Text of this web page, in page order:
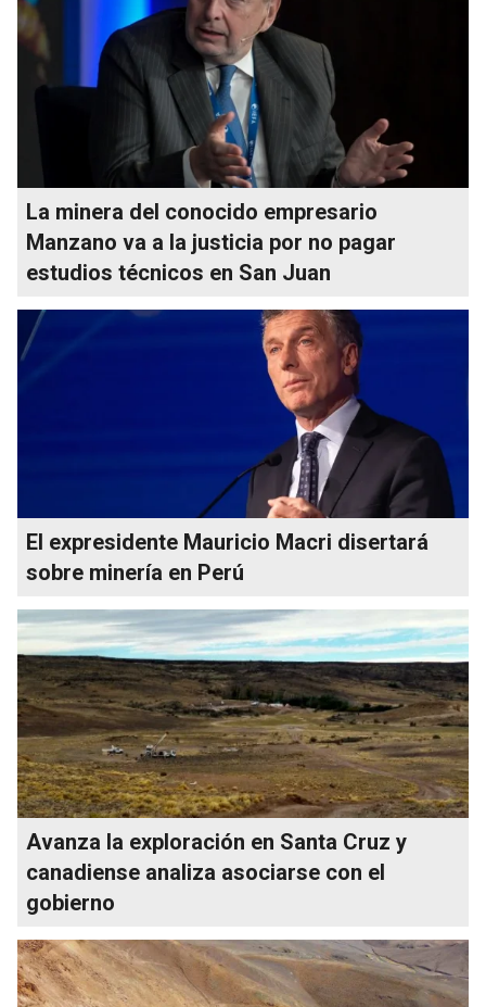
La minera del conocido empresario
Manzano va a la justicia por no pagar
estudios técnicos en San Juan
El expresidente Mauricio Macri disertará
sobre minería en Perú
Avanza la exploración en Santa Cruz y
canadiense analiza asociarse con el
gobierno